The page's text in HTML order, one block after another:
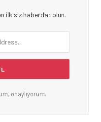
ilk siz haberdar olun.
onaylıyorum.